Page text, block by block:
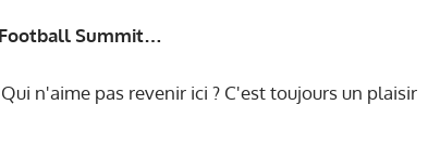
Summit…
n'aime pas revenir ici ? C'est toujours un plaisir